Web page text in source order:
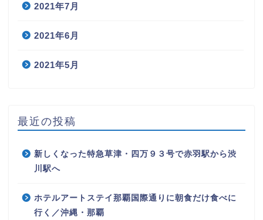
2021年7月
2021年6月
2021年5月
最近の投稿
新しくなった特急草津・四万９３号で赤羽駅から渋
川駅へ
ホテルアートステイ那覇国際通りに朝食だけ食べに
行く／沖縄・那覇